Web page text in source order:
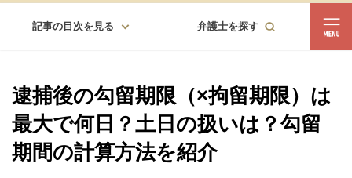
記事の目次を見る 弁護士を探す
都道府県から探す
北海道・東北
北海道 青森 岩手 宮城 秋田
逮捕後の勾留期限（×拘留期限）は
最大で何日？土日の扱いは？勾留
期間の計算方法を紹介